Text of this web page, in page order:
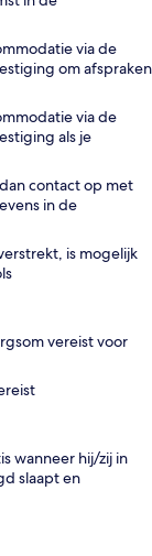
via de
om afspraken
via de
als je
contact op met
in de
is mogelijk
vereist voor
wanneer hij/zij in
slaapt en